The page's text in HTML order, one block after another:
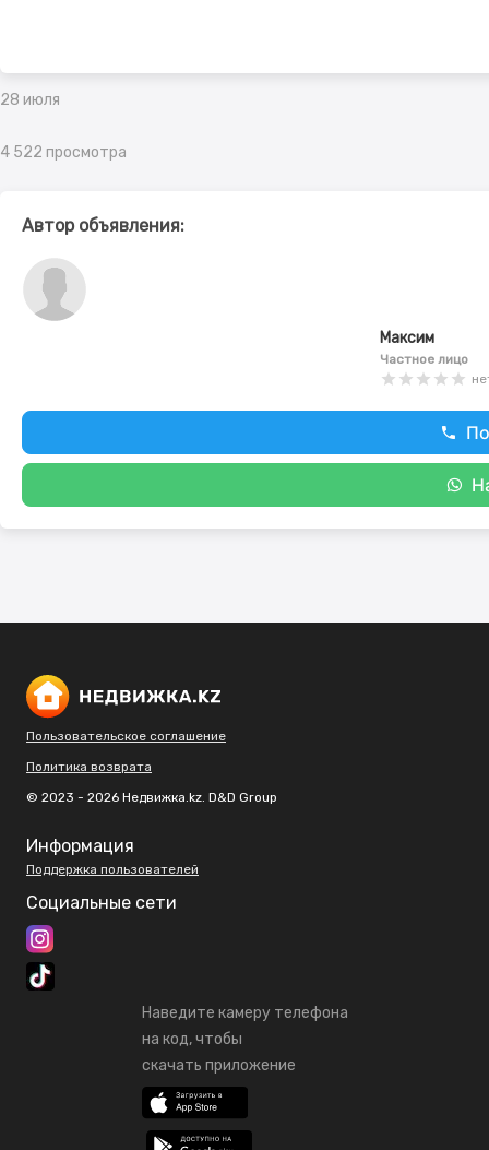
28 июля
4 522 просмотра
Автор объявления:
Максим
Частное лицо
Пользовательское соглашение
Политика возврата
© 2023 - 2026 Недвижка.kz. D&D Group
Информация
Поддержка пользователей
Социальные сети
Наведите камеру телефона
на код, чтобы
скачать приложение